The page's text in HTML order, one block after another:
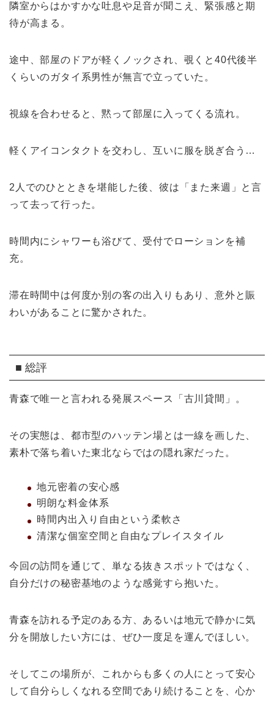
隣室からはかすかな吐息や足音が聞こえ、緊張感と期
待が高まる。
途中、部屋のドアが軽くノックされ、覗くと40代後半
くらいのガタイ系男性が無言で立っていた。
視線を合わせると、黙って部屋に入ってくる流れ。
軽くアイコンタクトを交わし、互いに服を脱ぎ合う…
2人でのひとときを堪能した後、彼は「また来週」と言
って去って行った。
時間内にシャワーも浴びて、受付でローションを補
充。
滞在時間中は何度か別の客の出入りもあり、意外と賑
わいがあることに驚かされた。
■ 総評
青森で唯一と言われる発展スペース「古川貸間」。
その実態は、都市型のハッテン場とは一線を画した、
素朴で落ち着いた東北ならではの隠れ家だった。
地元密着の安心感
明朗な料金体系
時間内出入り自由という柔軟さ
清潔な個室空間と自由なプレイスタイル
今回の訪問を通じて、単なる抜きスポットではなく、
自分だけの秘密基地のような感覚すら抱いた。
青森を訪れる予定のある方、あるいは地元で静かに気
分を開放したい方には、ぜひ一度足を運んでほしい。
そしてこの場所が、これからも多くの人にとって安心
して自分らしくなれる空間であり続けることを、心か